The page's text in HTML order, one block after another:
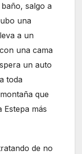
salgo a
una
a un
una cama
un auto
toda
que
Estepa más
de no